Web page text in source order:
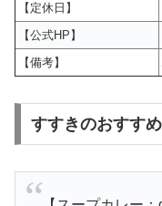
【定休日】
【公式HP】
【備考】
すすきのおすす